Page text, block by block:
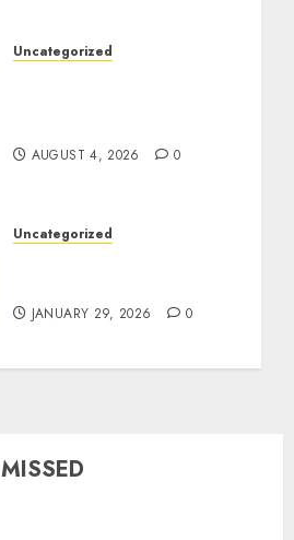
Uncategorized
AUGUST 4, 2026 0
Uncategorized
JANUARY 29, 2026 0